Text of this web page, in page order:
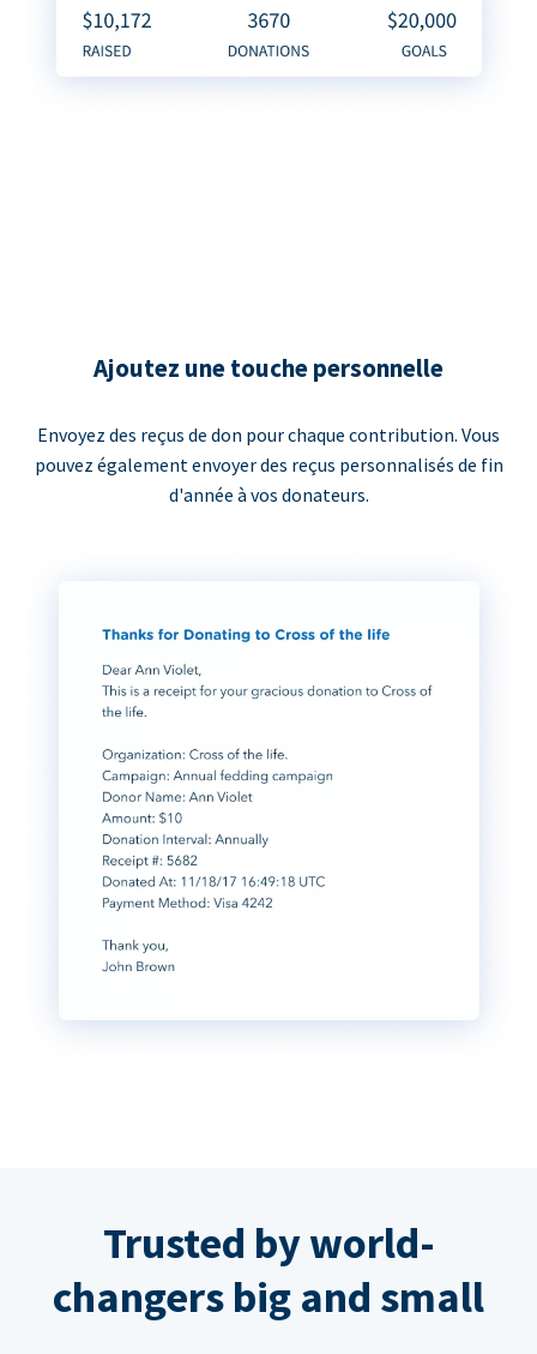
Ajoutez une touche personnelle
Envoyez des reçus de don pour chaque contribution. Vous
pouvez également envoyer des reçus personnalisés de fin
d'année à vos donateurs.
Trusted by world-
changers big and small